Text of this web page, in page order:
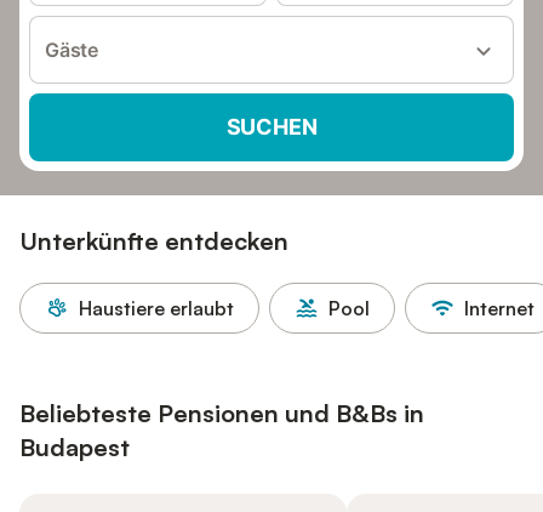
Gäste
SUCHEN
Unterkünfte entdecken
Haustiere erlaubt Pool Internet
Beliebteste Pensionen und B&Bs in
Budapest